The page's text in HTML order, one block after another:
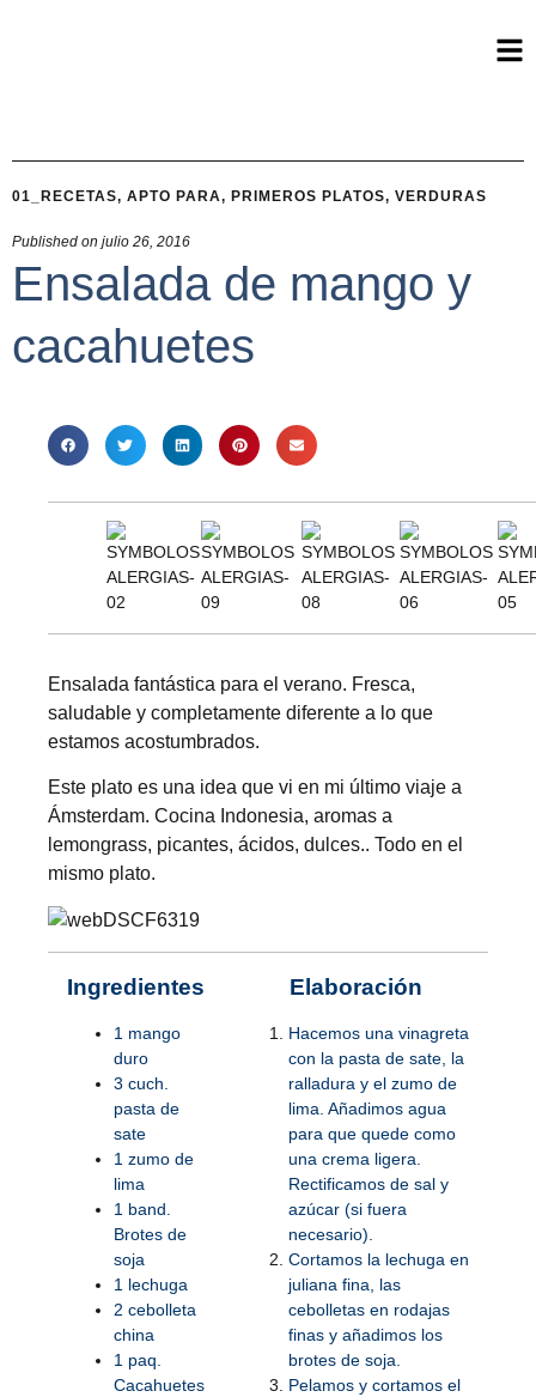
01_RECETAS, APTO PARA, PRIMEROS PLATOS, VERDURAS
Published on julio 26, 2016
Ensalada de mango y
cacahuetes
Ensalada fantástica para el verano. Fresca,
saludable y completamente diferente a lo que
estamos acostumbrados.
Este plato es una idea que vi en mi último viaje a
Ámsterdam. Cocina Indonesia, aromas a
lemongrass, picantes, ácidos, dulces.. Todo en el
mismo plato.
Ingredientes
1 mango
duro
3 cuch.
pasta de
sate
1 zumo de
lima
1 band.
Brotes de
soja
1 lechuga
2 cebolleta
china
1 paq.
Cacahuetes
Elaboración
Hacemos una vinagreta
con la pasta de sate, la
ralladura y el zumo de
lima. Añadimos agua
para que quede como
una crema ligera.
Rectificamos de sal y
azúcar (si fuera
necesario).
Cortamos la lechuga en
juliana fina, las
cebolletas en rodajas
finas y añadimos los
brotes de soja.
Pelamos y cortamos el